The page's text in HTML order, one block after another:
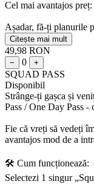
Cel mai avantajos
Așadar, fă-ți planurile
Citește mai mult
49,98 RON
− 0 +
SQUAD PASS
Disponibil
Strânge-ți gașca și
Pass / One Day Pass
Fie că vreți să vedeți
avantajos mod de a
🛠️ Cum funcționează:
Selectezi 1 singur